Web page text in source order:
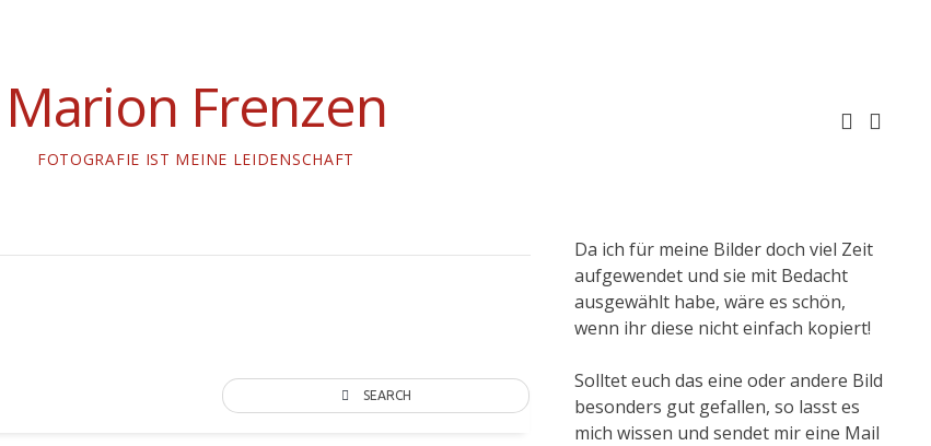
Marion Frenzen
FOTOGRAFIE IST MEINE LEIDENSCHAFT
SEARCH
Da ich für meine Bilder doch viel Zeit
aufgewendet und sie mit Bedacht
ausgewählt habe, wäre es schön,
wenn ihr diese nicht einfach kopiert!
Solltet euch das eine oder andere Bild
besonders gut gefallen, so lasst es
mich wissen und sendet mir eine Mail